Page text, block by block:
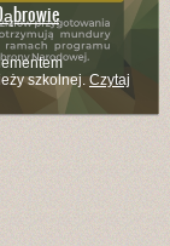
szkolnej. Czytaj